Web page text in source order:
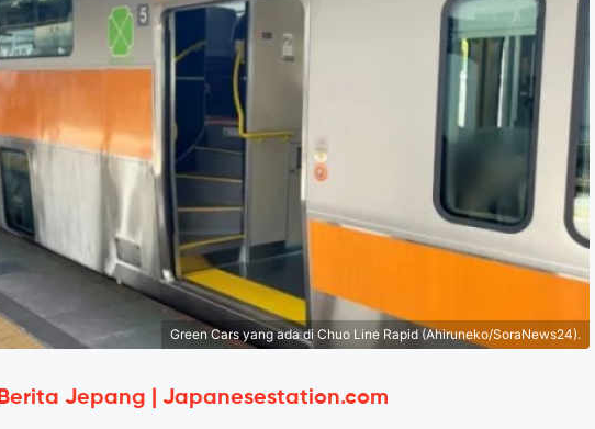
Green Cars yang ada di Chuo Line Rapid (Ahiruneko/SoraNews24).
Berita Jepang | Japanesestation.com